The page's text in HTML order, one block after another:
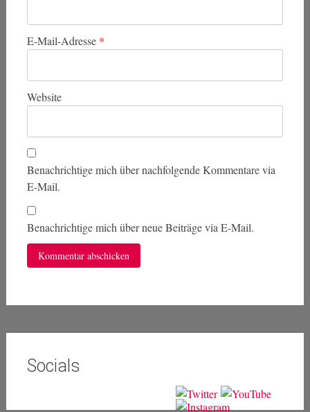
E-Mail-Adresse *
Website
Benachrichtige mich über nachfolgende Kommentare via
E-Mail.
Benachrichtige mich über neue Beiträge via E-Mail.
Socials